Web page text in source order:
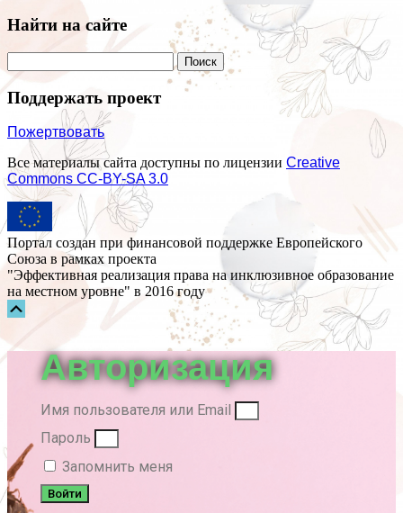
Найти на сайте
Поддержать проект
Пожертвовать
Все материалы сайта доступны по лицензии Creative
Commons СС-BY-SA 3.0
Портал создан при финансовой поддержке Европейского
Союза в рамках проекта
"Эффективная реализация права на инклюзивное образование
на местном уровне" в 2016 году
Авторизация
Имя пользователя или Email
Пароль
Запомнить меня
Войти